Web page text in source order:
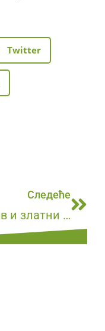
Twitter
Следеће
Дунав и златни Пек